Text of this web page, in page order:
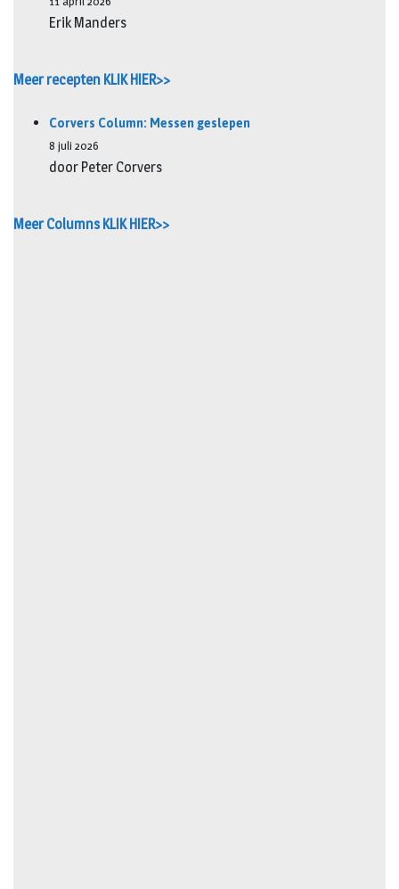
Erik Manders
Meer recepten KLIK HIER>>
Corvers Column: Messen geslepen
8 juli 2026
door Peter Corvers
Meer Columns KLIK HIER>>